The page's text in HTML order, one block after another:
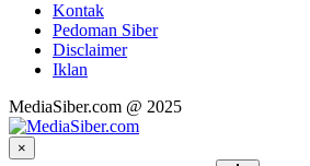
Kontak
Pedoman Siber
Disclaimer
Iklan
MediaSiber.com @ 2025
×